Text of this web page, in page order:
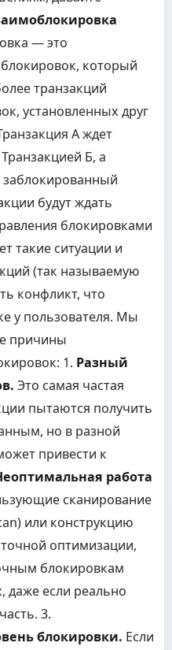
— это
который
транзакций
установленных друг
А ждет
Б, а
заблокированный
будут ждать
блокировками
такие ситуации и
(так называемую
конфликт, что
у пользователя. Мы
причины
1. Разный
Это самая частая
пытаются получить
но в разной
привести к
работа
сканирование
или конструкцию
оптимизации,
блокировкам
если реально
3.
блокировки. Если